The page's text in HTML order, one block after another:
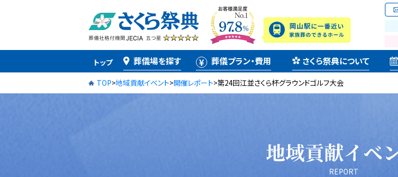
トップ 葬儀場を探す 葬儀プラン・費用 さくら祭典について
TOP>地域貢献イベント>開催レポート>第24回江並さくら杯グラウンドゴルフ大会
地域貢献イベ
REPORT